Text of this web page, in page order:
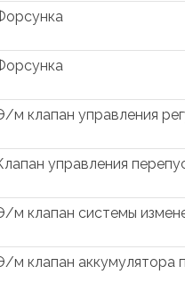
м клапан управления
управления
м клапан системы
м клапан аккумулятора